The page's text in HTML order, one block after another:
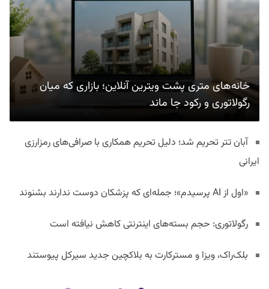
خانه‌های متری پشت ویترین آنلاین؛ بازاری که میان
رگولاتوری و رکود جا ماند
آبان تتر تحریم شد؛ دلیل تحریم همکاری با صرافی‌های رمزارزی
ایرانی
«اول از AI پرسیدم»؛ جمله‌ای که پزشکان دوست ندارند بشنوند
رگولاتوری: حجم بسته‌های اینترنتی کاهش نیافته است
بلک‌راک، ویزا و مسترکارت به بلاکچین جدید سیرکل پیوستند